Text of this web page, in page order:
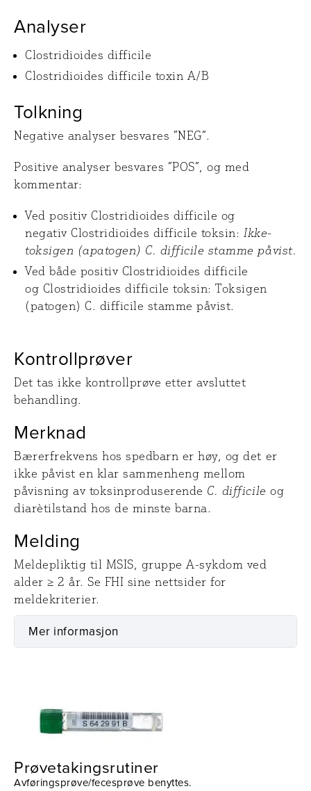
Analyser
Clostridioides difficile
Clostridioides difficile toxin A/B
Tolkning
Negative analyser besvares ”NEG”.
Positive analyser besvares ”POS”, og med
kommentar:
Ved positiv Clostridioides difficile og
negativ Clostridioides difficile toksin: Ikke-
toksigen (apatogen) C. difficile stamme påvist.
Ved både positiv Clostridioides difficile
og Clostridioides difficile toksin: Toksigen
(patogen) C. difficile stamme påvist.
Kontrollprøver
Det tas ikke kontrollprøve etter avsluttet
behandling.
Merknad
Bærerfrekvens hos spedbarn er høy, og det er
ikke påvist en klar sammenheng mellom
påvisning av toksinproduserende C. difficile og
diarètilstand hos de minste barna.
Melding
Meldepliktig til MSIS, gruppe A-sykdom ved
alder ≥ 2 år. Se FHI sine nettsider for
meldekriterier.
Mer informasjon
Prøvetakingsrutiner
Avføringsprøve/fecesprøve benyttes.